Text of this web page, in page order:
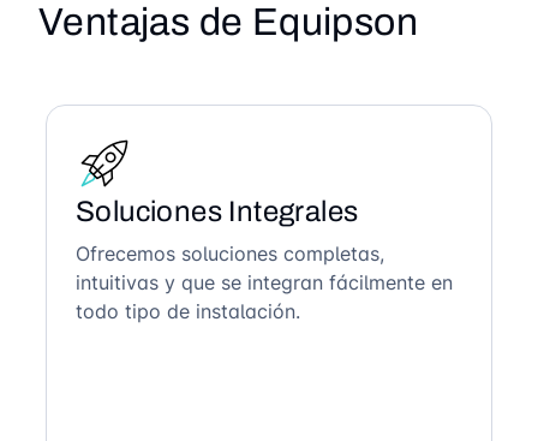
Ventajas de Equipson
Soluciones Integrales
Ofrecemos soluciones completas,
intuitivas y que se integran fácilmente en
todo tipo de instalación.